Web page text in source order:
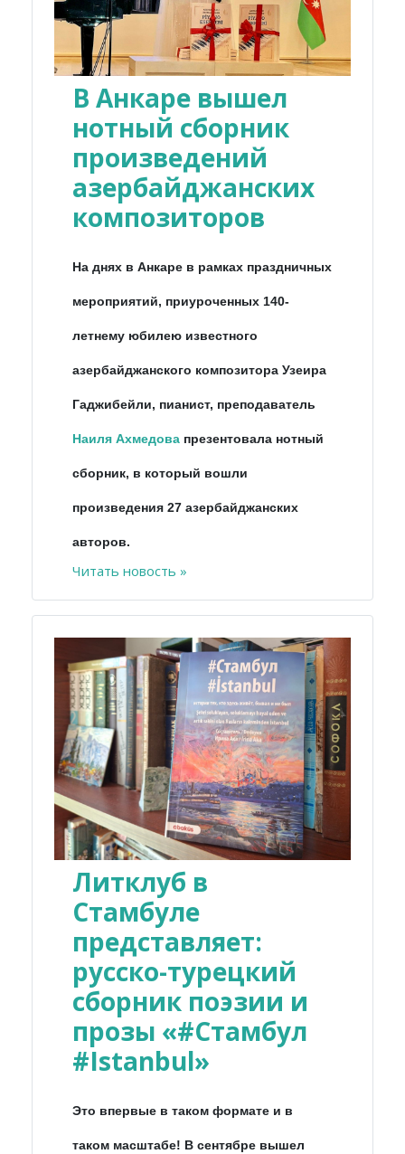
В Анкаре вышел
нотный сборник
произведений
азербайджанских
композиторов
На днях в Анкаре в рамках праздничных
мероприятий, приуроченных 140-
летнему юбилею известного
азербайджанского композитора Узеира
Гаджибейли, пианист, преподаватель
Наиля Ахмедова презентовала нотный
сборник, в который вошли
произведения 27 азербайджанских
авторов.
Читать новость »
Литклуб в
Стамбуле
представляет:
русско-турецкий
сборник поэзии и
прозы «#Стамбул
#Istanbul»
Это впервые в таком формате и в
таком масштабе! В сентябре вышел